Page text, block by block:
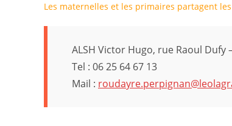
Les maternelles et les primaires partagent
ALSH Victor Hugo, rue Raoul Dufy
Tel : 06 25 64 67 13
Mail :